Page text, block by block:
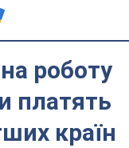
роботу
платять
країн